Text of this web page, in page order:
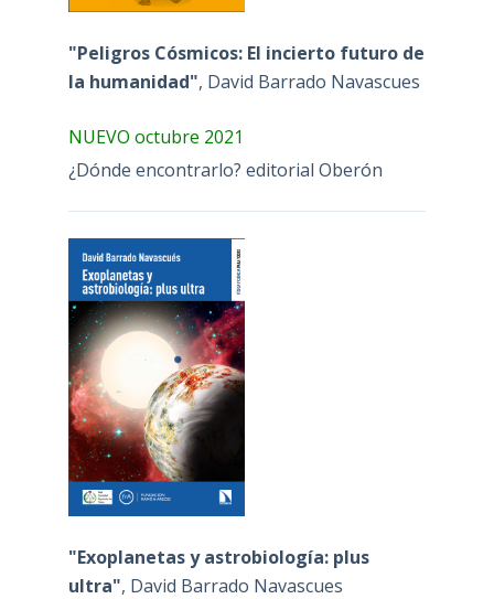
"Peligros Cósmicos: El incierto futuro de
la humanidad", David Barrado Navascues
NUEVO octubre 2021
¿Dónde encontrarlo? editorial Oberón
"Exoplanetas y astrobiología: plus
ultra", David Barrado Navascues